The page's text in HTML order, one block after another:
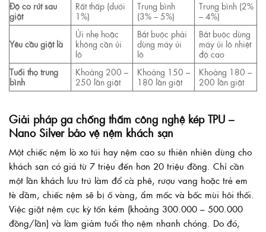
Độ co rút sau
giặt
Rất thấp (dưới
1%)
Trung bình
(3% – 5%)
Trung bình (2%
– 4%)
Yêu cầu giặt là
Ủi nhẹ hoặc
không cần ủi
lô
Bắt buộc phải
dùng máy ủi
lô
Bắt buộc dùng
máy ủi lô nhiệt
độ cao
Tuổi thọ trung
bình
Khoảng 200 –
250 lần giặt
Khoảng 150 –
180 lần giặt
Khoảng 180 –
200 lần giặt
Giải pháp ga chống thấm công nghệ kép TPU –
Nano Silver bảo vệ nệm khách sạn
Một chiếc nệm lò xo túi hay nệm cao su thiên nhiên dùng cho
khách sạn có giá từ 7 triệu đến hơn 20 triệu đồng. Chỉ cần
một lần khách lưu trú làm đổ cà phê, rượu vang hoặc trẻ em
tè dầm, chiếc nệm sẽ bị ố vàng, ẩm mốc và bốc mùi hôi thối.
Việc giặt nệm cực kỳ tốn kém (khoảng 300.000 – 500.000
đồng/lần) và làm giảm tuổi thọ nệm nhanh chóng. Do đó,